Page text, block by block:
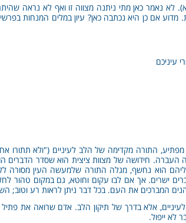
כאן מתי ניתנה מצווה זו ואף לא נראה שהיתה
אם כן היא נכתבה כאן? עיון במלים המנחות
עיניכם
התורה מקדימה של הלב לעיניים ("ולא תתורו
חידושה של מצוות ציצית הוא שסדר הדברים
הוא נחשף, מגלה התורה שלמעשה העין מסורה
ישרים. אך אם לבו עקום וחוטא, גם במקום טהור
המברכים את העם. בכל דבר ניתן לראות רע וטוב;
אלא בדרך של תיקון הלב. אדם שרואה את פתיל
לא ייפול.